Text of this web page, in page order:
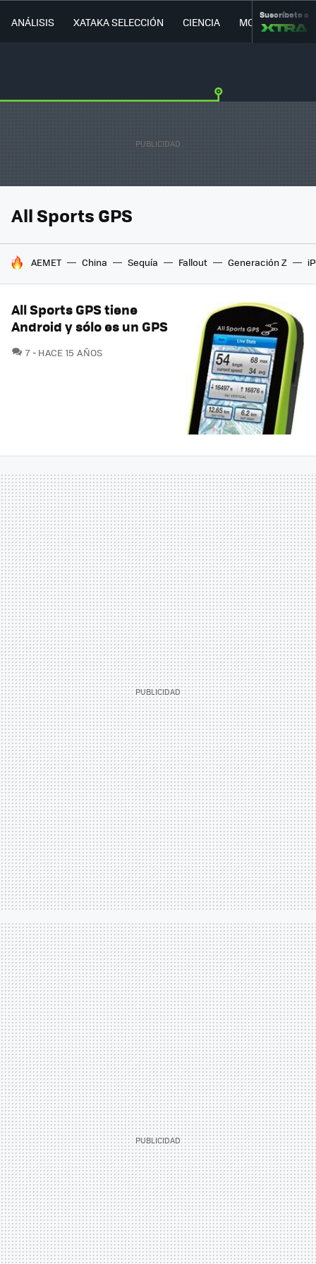
ANÁLISIS XATAKA SELECCIÓN CIENCIA MOVILIDAD
Suscríbete a
All Sports GPS
HOY SE HABLA DE
AEMET China Sequía Fallout Generación Z
All Sports GPS tiene
Android y sólo es un GPS
7COMENTARIOS
HACE 15 AÑOS